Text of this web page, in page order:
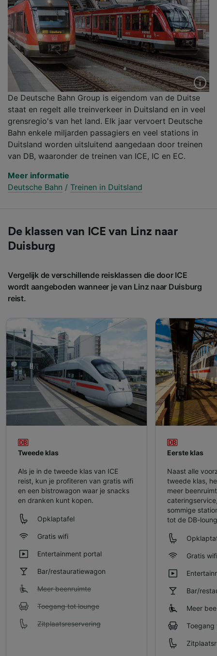
De Deutsche Bahn Group is eigendom van de Duitse
staat en regelt alle treinverkeer in Duitsland en in veel
grensregio's van het land. Elk jaar vervoert Deutsche
Bahn enkele miljarden passagiers en veel stations in
Duitsland worden uitsluitend aangedaan door treinen
van DB, waaronder de treinen van ICE, IC en EC.
Meer informatie
Deutsche Bahn / Treinen in Duitsland
De klassen van ICE van Linz naar
Duisburg
Vergelijk de verschillende reisklassen die door ICE
wordt aangeboden wanneer je van Linz naar Duisburg
reist.
Tweede klas
Als je in de tweede klas van ICE
reist, kun je profiteren van gratis wifi
en een bistrowagon waar je snacks
en dranken kunt kopen.
Opklaptafel
Gratis wifi
Entertainment portal
Bar/restauratiewagon
Meer beenruimte
Toegang tot lounge
Zitplaatsreservering
Eerste klas
Naast alle
tweede klas,
meer
sommige
tot de DB-
Gratis wifi
Bar/
Meer
Toegang